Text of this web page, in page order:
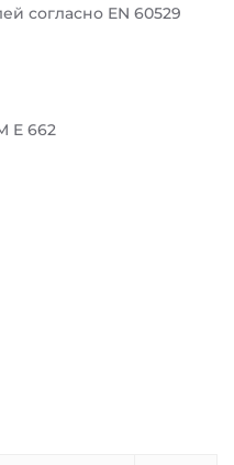
согласно EN 60529
E 662